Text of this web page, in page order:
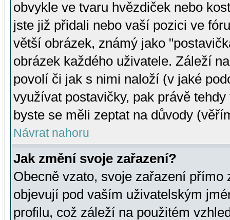
obvykle ve tvaru hvězdiček nebo
jste již přidali nebo vaší pozici ve
větší obrázek, známý jako
obrázek každého uživatele. Záleží
povolí či jak s nimi naloží (v jaké
využívat postavičky, pak právě
byste se měli zeptat na důvody
Návrat nahoru
Jak změní svoje zařazení?
Obecně vzato, svoje zařazení přímo
objevují pod vaším uživatelským
profilu, což záleží na použitém